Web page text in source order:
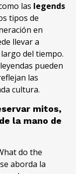
las legends
tipos de
en
llevar a
del tiempo.
pueden
las
cultura.
mitos,
la mano de
do the
aborda la